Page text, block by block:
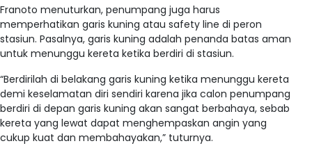
Franoto menuturkan, penumpang juga harus
memperhatikan garis kuning atau safety line di peron
stasiun. Pasalnya, garis kuning adalah penanda batas aman
untuk menunggu kereta ketika berdiri di stasiun.
“Berdirilah di belakang garis kuning ketika menunggu kereta
demi keselamatan diri sendiri karena jika calon penumpang
berdiri di depan garis kuning akan sangat berbahaya, sebab
kereta yang lewat dapat menghempaskan angin yang
cukup kuat dan membahayakan,” tuturnya.